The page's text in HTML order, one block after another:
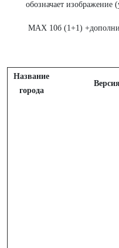
обозначает изображение
МАХ 10б (1+1)
Название
города